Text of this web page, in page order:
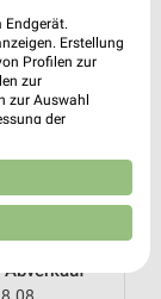
25,2 km
Endgerät.
Erstellung
Profilen zur
zur
zur Auswahl
der
und
zur Auswahl
und in die